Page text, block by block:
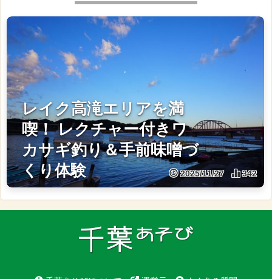
レイク高滝エリアを満
喫！ レクチャー付きワ
カサギ釣り＆手前味噌づ
くり体験
2025/11/27 342